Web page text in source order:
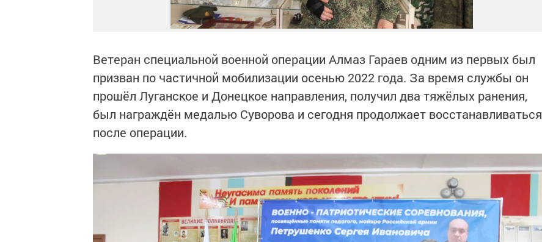
Ветеран специальной военной операции Алмаз Гараев одним из первых был
призван по частичной мобилизации осенью 2022 года. За время службы он
прошёл Луганское и Донецкое направления, получил два тяжёлых ранения,
был награждён медалью Суворова и сегодня продолжает восстанавливаться
после операции.